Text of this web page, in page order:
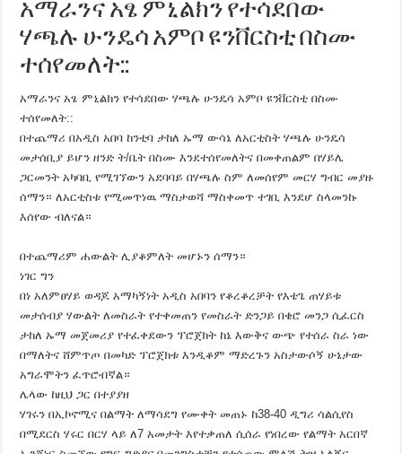
አማራንና አፄ ምኒልክን የተሳደበው
ሃጫሉ ሁንዴሳ አምቦ ዩንቨርስቲ በስሙ
ተሰየመለት::
አማራንና አፄ ምኒልክን የተሳደበው ሃጫሉ ሁንዴሳ አምቦ ዩንቨርስቲ በስሙ
ተሰየመለት::
በተጨማሪ በአዲስ አበባ ከንቲባ ታከለ ኡማ ውሳኔ ለአርቲስት ሃጫሉ ሁንዴሳ
መታሰቢያ ይሆን ዘንድ ት/ቤት በስሙ እንደተሰየመለትና በመቀጠልም በሃይሌ
ጋርመንት አካባቢ የሚገኘውን አደባባይ በሃጫሉ ስም ለመሰየም መርሃ ግብር መያዙ
ሰማን። ለአርቲስቱ የሚመጥነዉ ማስታወሻ ማስቀመጥ ተገቢ እንደሆ ስላመንኩ
እሰየው ብለናል።
በተጨማሪም ሐውልት ሊያቆምለት መሆኑን ሰማን።
ነገር ግን
በነ አለምፀሃይ ወዳጆ አማካኝነት አዲስ አበባን የቆረቆረቻት የእቴጌ ጠሃይቱ
መታሰብያ ሃውልት ለመስራት የተቀመጠን የመስራት ድንጋይ በቄሮ መንጋ ሲፈርስ
ታከለ ኡማ መጀመሪያ የተፈቀደውን ፕሮጀክት ከኔ እውቅና ውጭ የተሰራ ስራ ነው
በማለትና ሸምጥጦ በመካድ ፕሮጀክቱ እንዲቆም ማድረጉን አስታውሶኝ ሁኔታው
አግራሞትን ፈጥሮብኛል።
ሌላው ከዚህ ጋር በተያያዘ
ሃገሩን በኢኮኖሚና በልማት ለማሳደግ የሙቀት መጠኑ ከ38-40 ዲግሪ ሳልሲየስ
በሚደርስ ሃሩር በርሃ ላይ ለ7 አመታት እየተቃጠለ ሲሰራ የነበረው የልማት አርበኛ